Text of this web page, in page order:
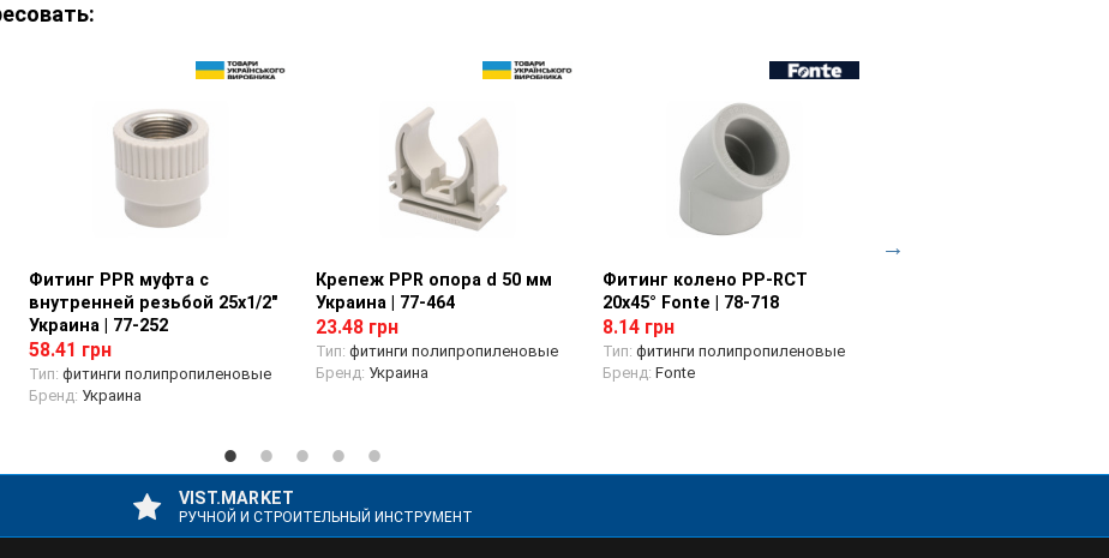
Просмотр товара
Фитинг PPR муфта с
внутренней резьбой 25х1/2"
Украина | 77-252
58.41 грн
Тип: фитинги полипропиленовые
Бренд: Украина
Просмотр товара
Крепеж PPR опора d 50 мм
Украина | 77-464
23.48 грн
Тип: фитинги полипропиленовые
Бренд: Украина
Просмотр товара
Фитинг колено PP-RCT
20х45° Fonte | 78-718
8.14 грн
Тип: фитинги полипропиленовые
Бренд: Fonte
VIST.MARKET
РУЧНОЙ И СТРОИТЕЛЬНЫЙ ИНСТРУМЕНТ